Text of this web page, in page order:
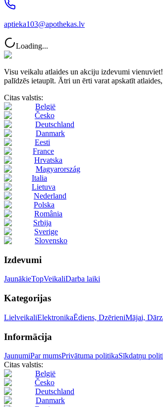
aptieka103@apothekas.lv
Loading...
Visu veikalu atlaides un akciju izdevumi
palīdzēs ietaupīt. Ātri un ērti varat apskatīt
Citas valstis:
België
Česko
Deutschland
Danmark
Eesti
France
Hrvatska
Magyarország
Italia
Lietuva
Nederland
Polska
România
Srbija
Sverige
Slovensko
Izdevumi
JaunākieTopVeikaliDarba laiki
Kategorijas
LielveikaliElektronikaĒdiens, DzērieniMājai,
Informācija
JaunumiPar mumsPrivātuma politikaSīkdatņu
Citas valstis:
België
Česko
Deutschland
Danmark